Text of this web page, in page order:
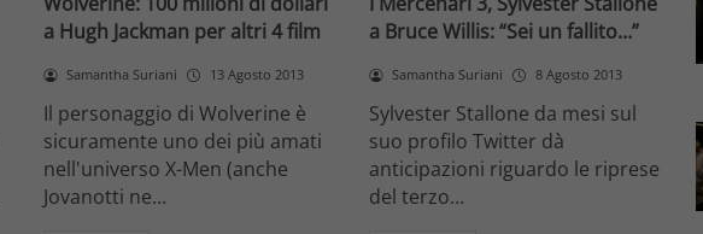
a Hugh Jackman per altri 4 film
Samantha Suriani 13 Agosto 2013
Il personaggio di Wolverine è
sicuramente uno dei più amati
nell'universo X-Men (anche
Jovanotti ne…
a Bruce Willis: “Sei un fallito…”
Samantha Suriani 8 Agosto 2013
Sylvester Stallone da mesi sul
suo profilo Twitter dà
anticipazioni riguardo le riprese
del terzo…